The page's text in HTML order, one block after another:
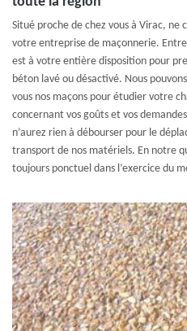
Situé proche de chez vous à Virac, ne
votre entreprise de maçonnerie.
est à votre entière disposition pour
béton lavé ou désactivé. Nous
vous nos maçons pour étudier votre
concernant vos goûts et vos
n’aurez rien à débourser pour le
transport de nos matériels. En notre
toujours ponctuel dans l’exercice du